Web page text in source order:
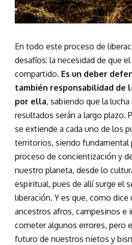
En todo este proceso de
desafíos: la necesidad de que
compartido. Es un deber
también responsabilidad de
por ella, sabiendo que la
resultados serán a largo plazo.
se extiende a cada uno de los
territorios, siendo fundamental
proceso de concientización y
nuestro planeta, desde lo
espiritual, pues de allí surge el
liberación. Y es que, como dice
ancestros afros, campesinos e
cometer algunos errores, pero
futuro de nuestros nietos y